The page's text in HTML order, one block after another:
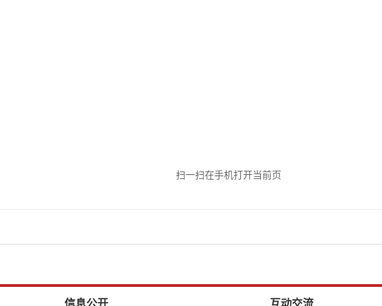
扫一扫在手机打开当前页
信息公开 互动交流